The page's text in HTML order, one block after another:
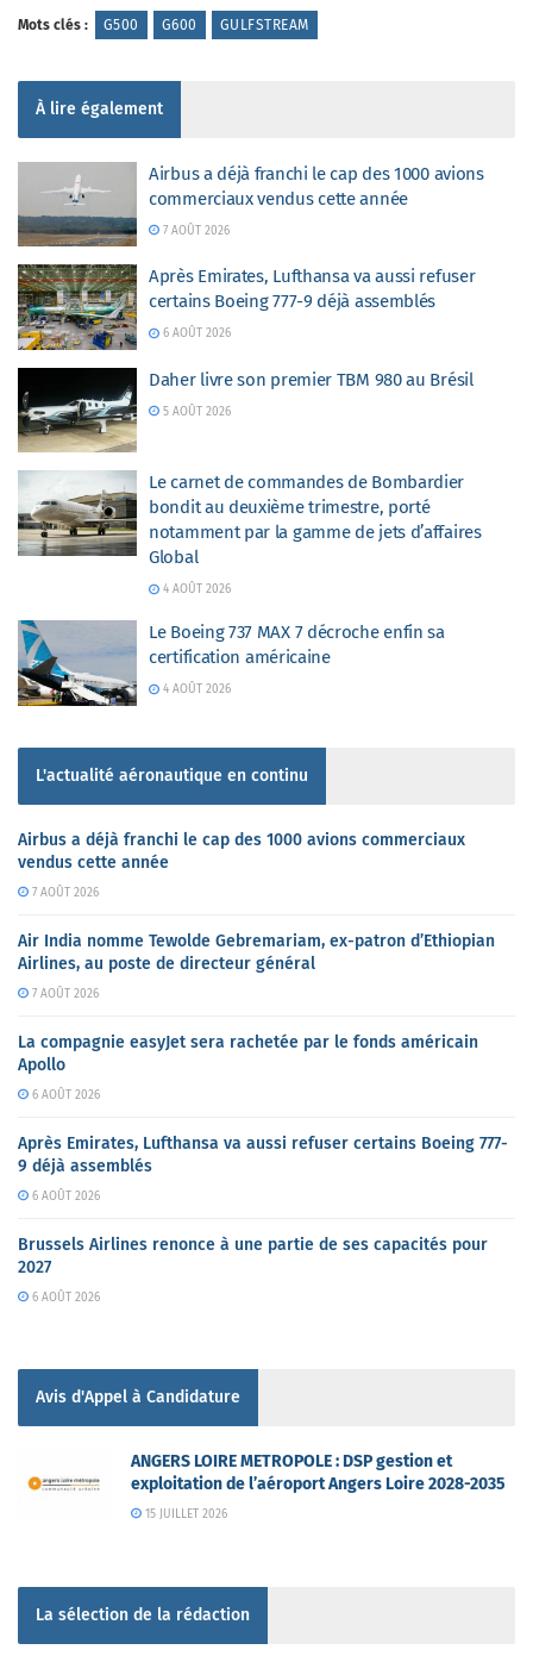
Mots clés : G500 G600 GULFSTREAM
À lire également
Airbus a déjà franchi le cap des 1000 avions
commerciaux vendus cette année
7 AOÛT 2026
Après Emirates, Lufthansa va aussi refuser
certains Boeing 777-9 déjà assemblés
6 AOÛT 2026
Daher livre son premier TBM 980 au Brésil
5 AOÛT 2026
Le carnet de commandes de Bombardier
bondit au deuxième trimestre, porté
notamment par la gamme de jets d’affaires
Global
4 AOÛT 2026
Le Boeing 737 MAX 7 décroche enfin sa
certification américaine
4 AOÛT 2026
L'actualité aéronautique en continu
Airbus a déjà franchi le cap des 1000 avions commerciaux
vendus cette année
7 AOÛT 2026
Air India nomme Tewolde Gebremariam, ex-patron d’Ethiopian
Airlines, au poste de directeur général
7 AOÛT 2026
La compagnie easyJet sera rachetée par le fonds américain
Apollo
6 AOÛT 2026
Après Emirates, Lufthansa va aussi refuser certains Boeing 777-
9 déjà assemblés
6 AOÛT 2026
Brussels Airlines renonce à une partie de ses capacités pour
2027
6 AOÛT 2026
Avis d'Appel à Candidature
ANGERS LOIRE METROPOLE : DSP gestion et
exploitation de l’aéroport Angers Loire 2028-2035
15 JUILLET 2026
La sélection de la rédaction